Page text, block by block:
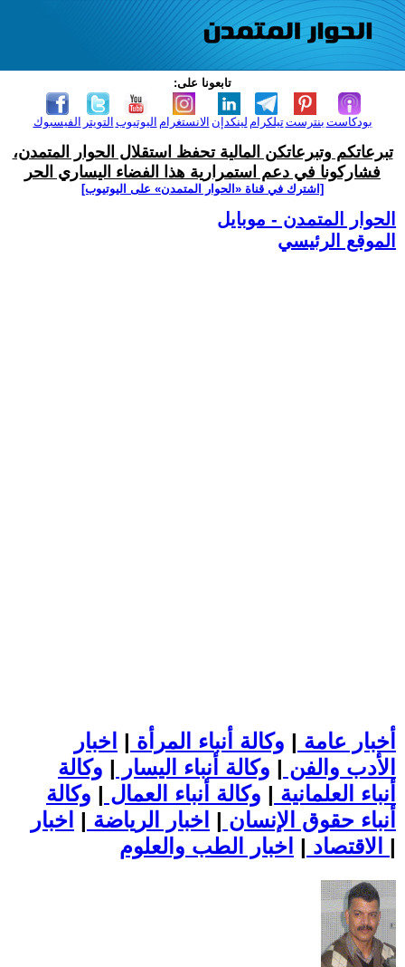
تابعونا على:
الفيسبوك التويتر اليوتيوب الانستغرام لينكدإن تيلكرامبنترست بودكاست
تبرعاتكم وتبرعاتكن المالية تحفظ استقلال الحوار المتمدن،
فشاركونا في دعم استمرارية هذا الفضاء اليساري الحر
[اشترك في قناة ‫«الحوار المتمدن» على اليوتيوب]
الحوار المتمدن - موبايل
الموقع الرئيسي
أخبار عامة | وكالة أنباء المرأة | اخبار
الأدب والفن | وكالة أنباء اليسار | وكالة
أنباء العلمانية | وكالة أنباء العمال | وكالة
أنباء حقوق الإنسان | اخبار الرياضة | اخبار
الاقتصاد | |